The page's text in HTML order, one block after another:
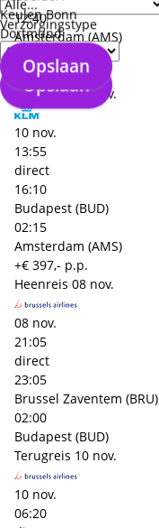
Verzorgingstype
Opslaan
Keulen Bonn
Dortmund
Opslaan
12:40
Amsterdam (AMS)
Budapest (BUD)
Terugreis 10 nov.
10 nov.
13:55
direct
16:10
Budapest (BUD)
02:15
Amsterdam (AMS)
+€ 397,- p.p.
Heenreis 08 nov.
08 nov.
21:05
direct
23:05
Brussel Zaventem (BRU)
02:00
Budapest (BUD)
Terugreis 10 nov.
10 nov.
06:20